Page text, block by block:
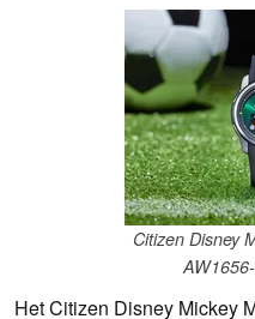
Citizen Disney
Het Citizen Disney Mickey